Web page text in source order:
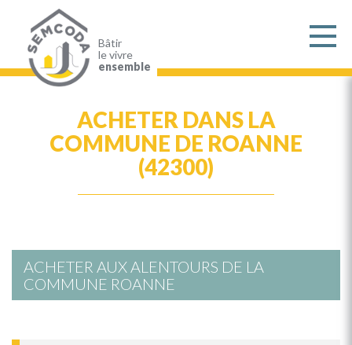
contenu
principal
Bâtir
le vivre
ensemble
ACHETER DANS LA
COMMUNE DE ROANNE
(42300)
ACHETER AUX ALENTOURS DE LA
COMMUNE ROANNE